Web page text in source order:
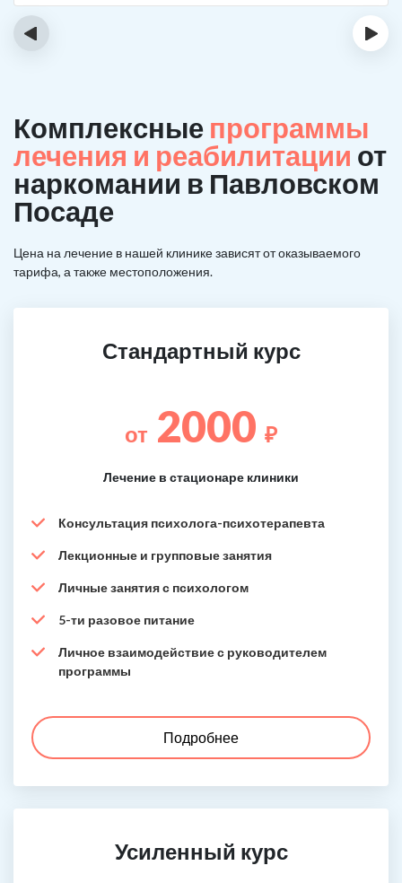
‹ ›
Комплексные программы
лечения и реабилитации от
наркомании в Павловском
Посаде
Цена на лечение в нашей клинике зависят от оказываемого
тарифа, а также местоположения.
Стандартный курс
от 2000 ₽
Лечение в стационаре клиники
Консультация психолога-психотерапевта
Лекционные и групповые занятия
Личные занятия с психологом
5-ти разовое питание
Личное взаимодействие с руководителем
программы
Подробнее
Усиленный курс